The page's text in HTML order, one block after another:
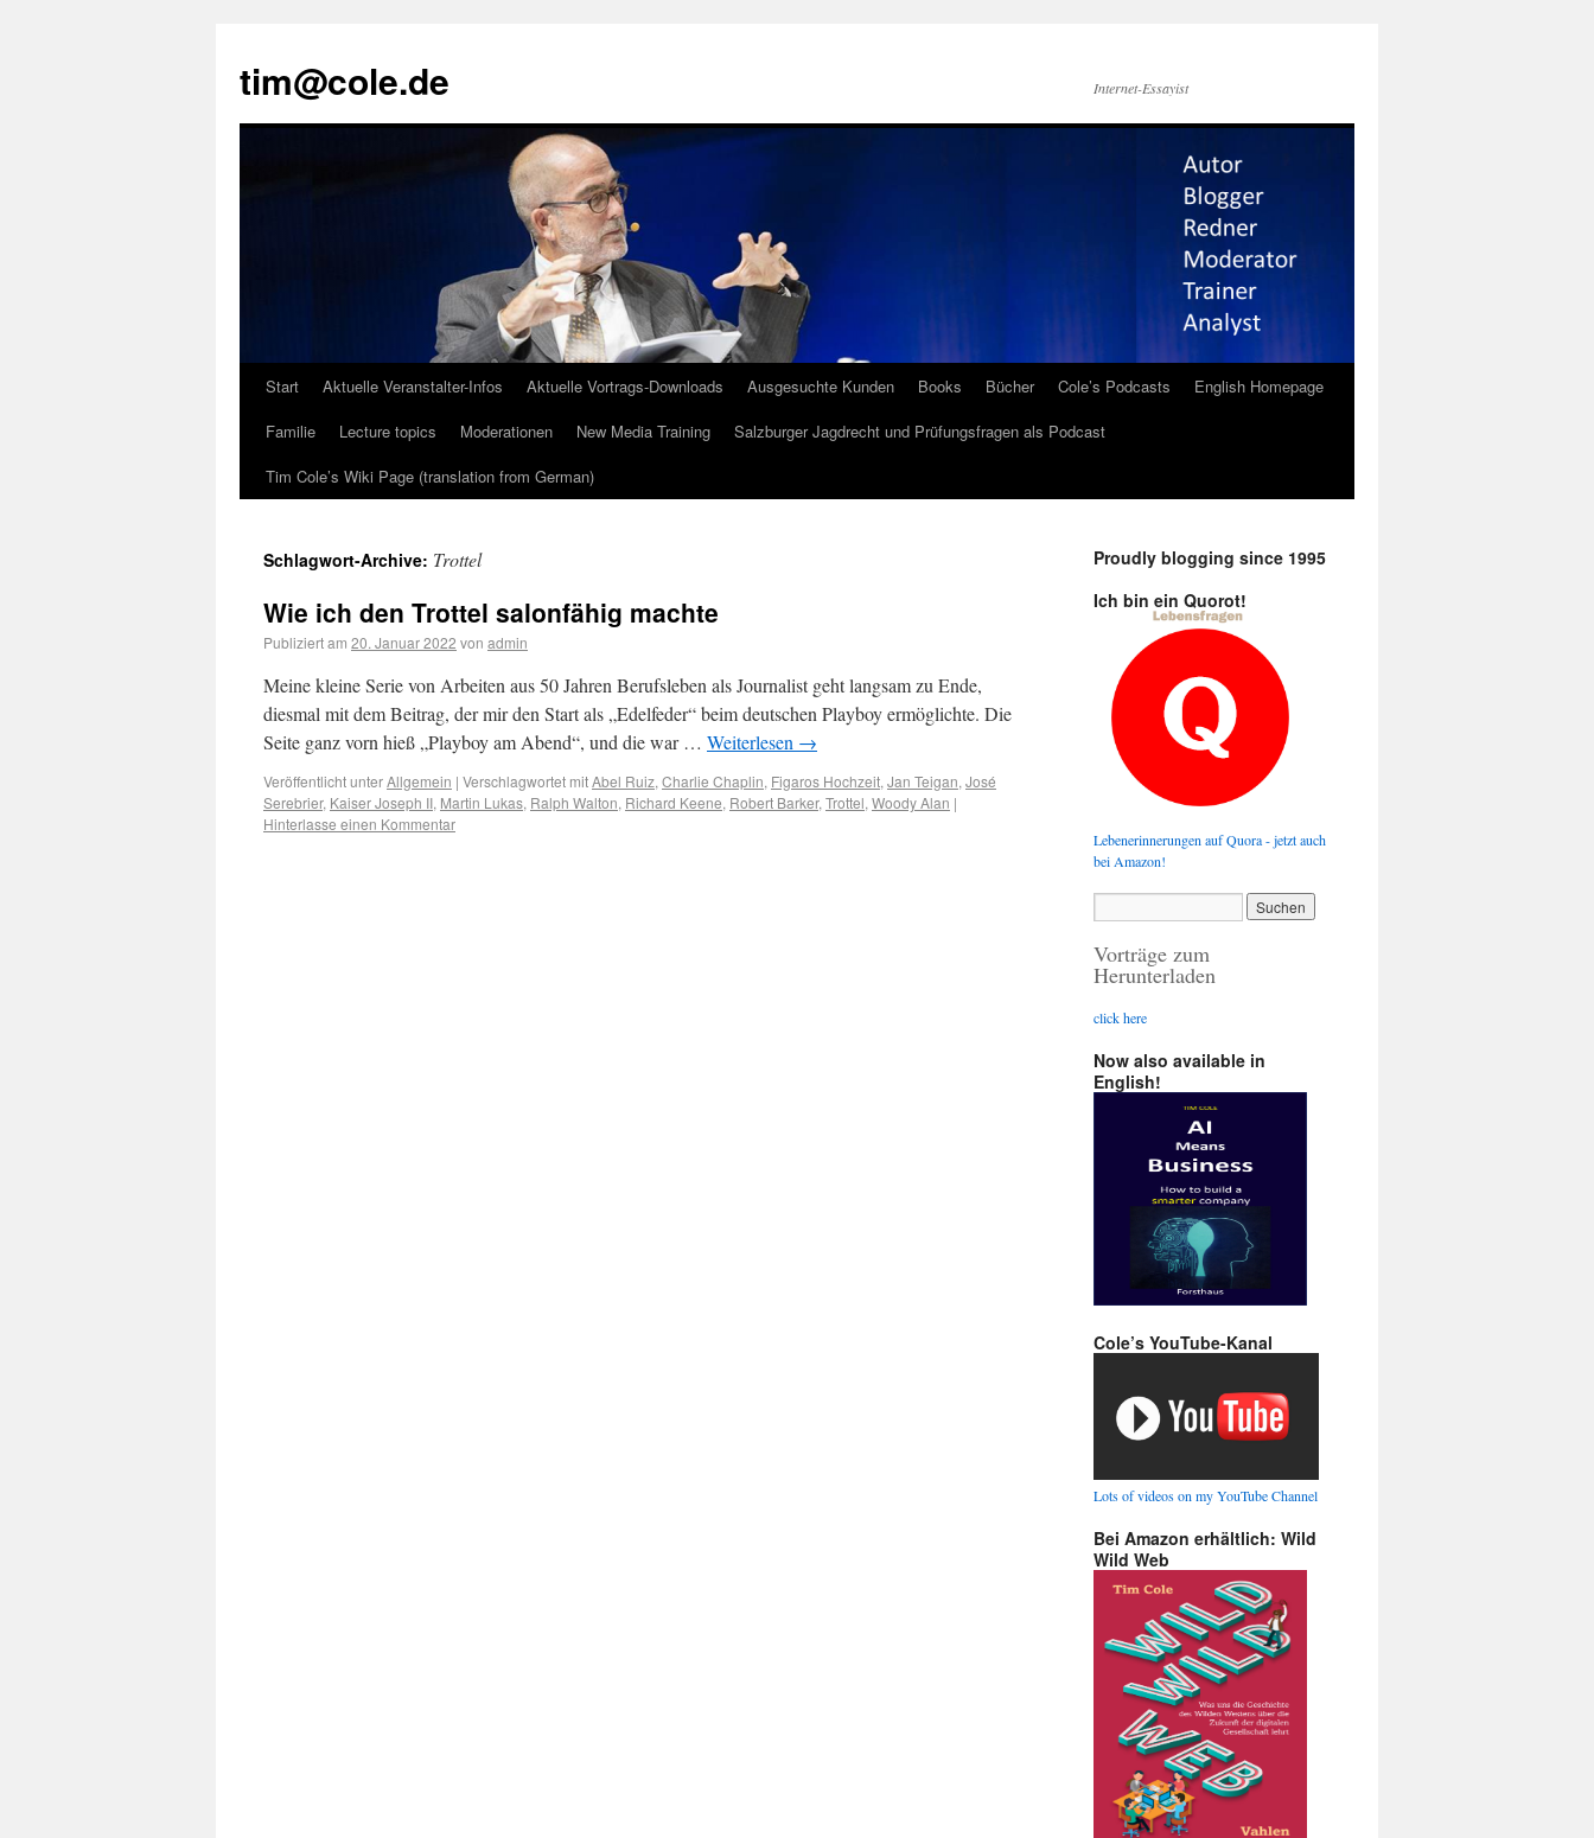
tim@cole.de Internet-Essayist
Start Aktuelle Veranstalter-Infos Aktuelle Vortrags-Downloads Ausgesuchte Kunden Books Bücher Cole’s Podcasts
English Homepage
Familie
Lecture topics Moderationen New Media Training
Salzburger Jagdrecht und Prüfungsfragen als Podcast
Tim Cole’s Wiki Page (translation from German)
Schlagwort-Archive: Trottel
Wie ich den Trottel salonfähig machte
Publiziert am 20. Januar 2022 von admin
Meine kleine Serie von Arbeiten aus 50 Jahren Berufsleben als Journalist geht langsam zu Ende,
diesmal mit dem Beitrag, der mir den Start als „Edelfeder“ beim deutschen Playboy ermöglichte. Die
Seite ganz vorn hieß „Playboy am Abend“, und die war … Weiterlesen →
Veröffentlicht unterAllgemein | Verschlagwortet mitAbel Ruiz, Charlie Chaplin, Figaros Hochzeit, Jan Teigan, José
Serebrier, Kaiser Joseph II, Martin Lukas, Ralph Walton, Richard Keene, Robert Barker, Trottel, Woody Alan |
Hinterlasse einen Kommentar
Proudly blogging since 1995
Ich bin ein Quorot!
Lebenerinnerungen auf Quora - jetzt auch
bei Amazon!
Vorträge zum
Herunterladen
click here
Now also available in
English!
Cole’s YouTube-Kanal
Lots of videos on my YouTube Channel
Bei Amazon erhältlich: Wild
Wild Web